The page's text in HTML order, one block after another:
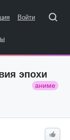
Войти
эпохи
аниме